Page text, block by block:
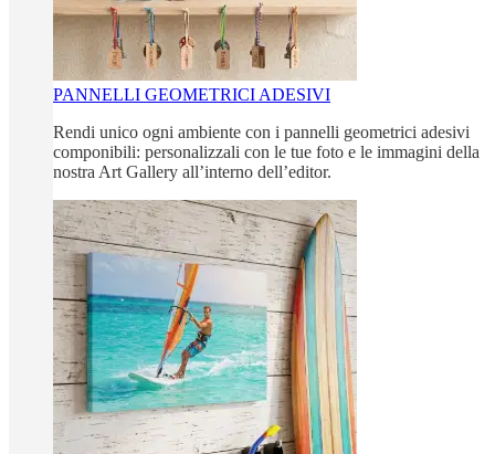
PANNELLI GEOMETRICI ADESIVI
Rendi unico ogni ambiente con i pannelli geometrici adesivi
componibili: personalizzali con le tue foto e le immagini della
nostra Art Gallery all’interno dell’editor.